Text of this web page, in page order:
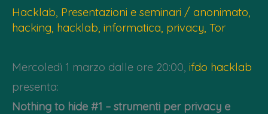
Hacklab Presentazioni e seminari / anonimato
hacking hacklab informatica privacy Tor
Mercoledì 1 marzo dalle ore 20:00, ifdo hacklab
presenta:
Nothing to hide #1 – strumenti per privacy e